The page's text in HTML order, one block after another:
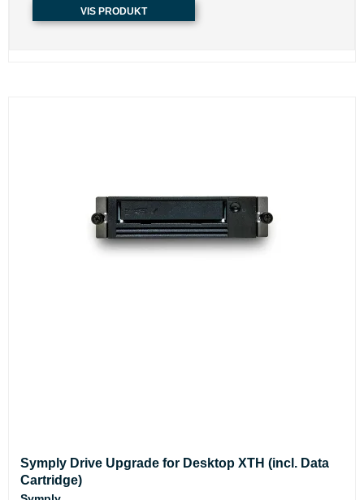
VIS PRODUKT
Symply Drive Upgrade for Desktop XTH (incl. Data
Cartridge)